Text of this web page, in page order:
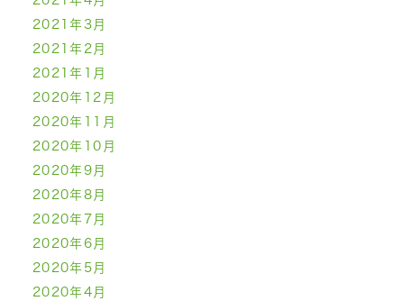
2021年3月
2021年2月
2021年1月
2020年12月
2020年11月
2020年10月
2020年9月
2020年8月
2020年7月
2020年6月
2020年5月
2020年4月